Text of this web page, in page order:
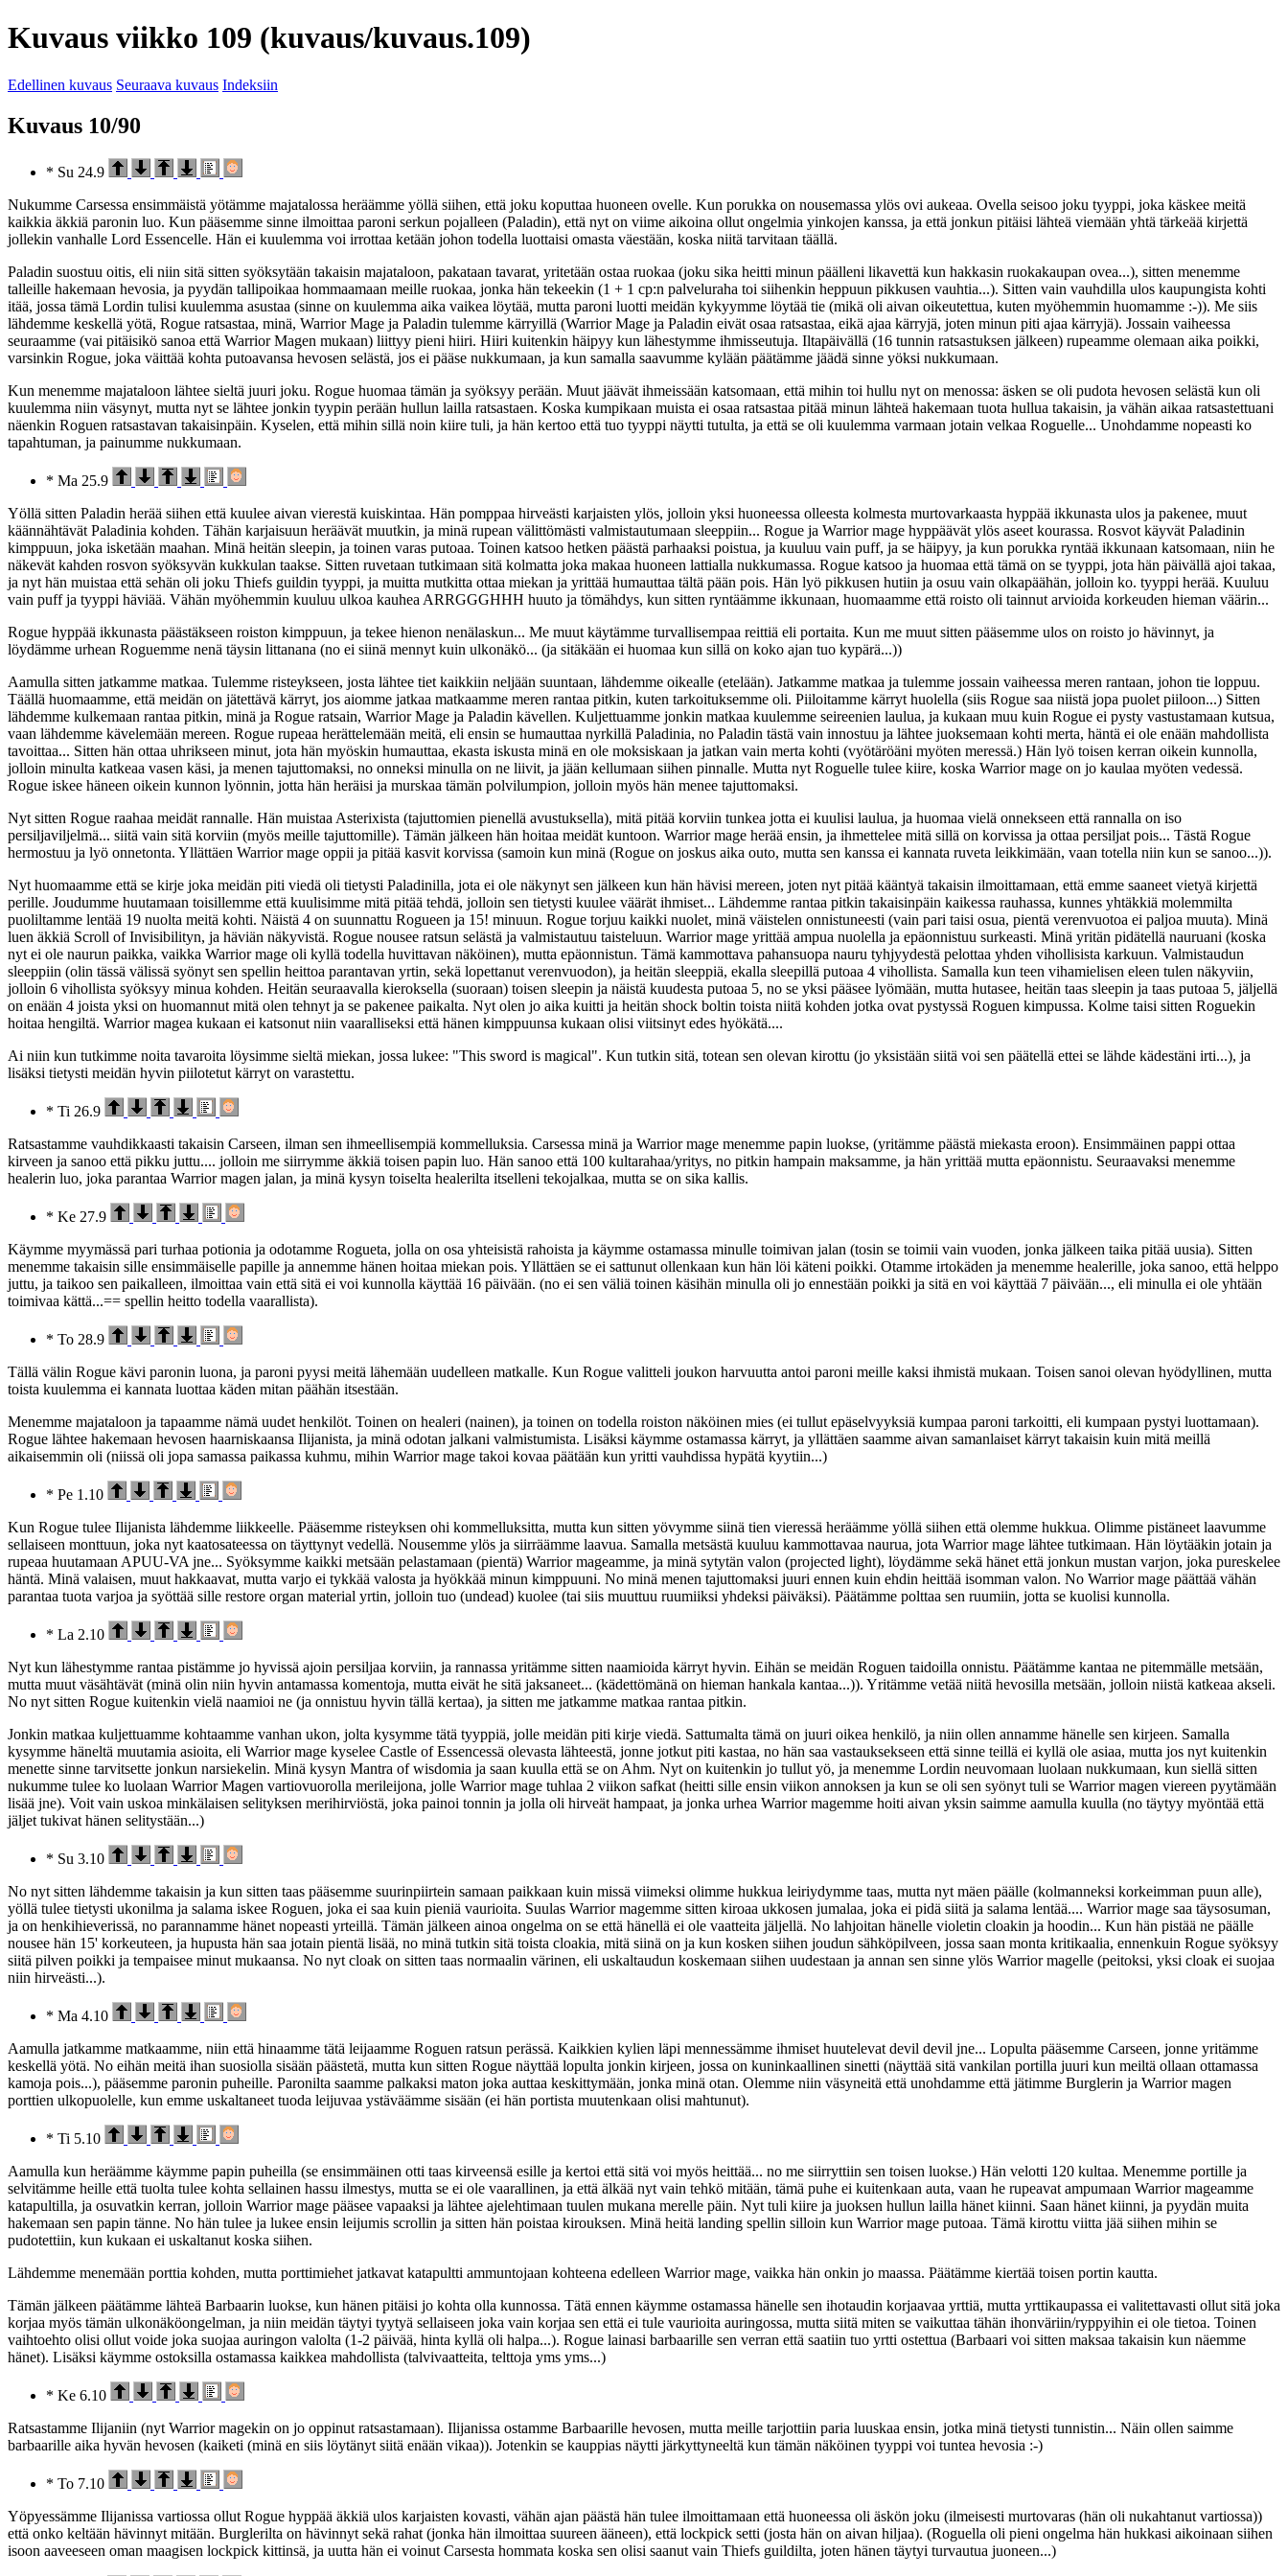
Kuvaus viikko 109 (kuvaus/kuvaus.109)
Edellinen kuvaus Seuraava kuvaus Indeksiin
Kuvaus 10/90
* Su 24.9
Nukumme Carsessa ensimmäistä yötämme majatalossa heräämme yöllä siihen, että joku koputtaa huoneen ovelle. Kun porukka on nousemassa ylös ovi aukeaa. Ovella seisoo joku tyyppi, joka käskee meitä
kaikkia äkkiä paronin luo. Kun pääsemme sinne ilmoittaa paroni serkun pojalleen (Paladin), että nyt on viime aikoina ollut ongelmia yinkojen kanssa, ja että jonkun pitäisi lähteä viemään yhtä tärkeää kirjettä
jollekin vanhalle Lord Essencelle. Hän ei kuulemma voi irrottaa ketään johon todella luottaisi omasta väestään, koska niitä tarvitaan täällä.
Paladin suostuu oitis, eli niin sitä sitten syöksytään takaisin majataloon, pakataan tavarat, yritetään ostaa ruokaa (joku sika heitti minun päälleni likavettä kun hakkasin ruokakaupan ovea...), sitten menemme
talleille hakemaan hevosia, ja pyydän tallipoikaa hommaamaan meille ruokaa, jonka hän tekeekin (1 + 1 cp:n palveluraha toi siihenkin heppuun pikkusen vauhtia...). Sitten vain vauhdilla ulos kaupungista kohti
itää, jossa tämä Lordin tulisi kuulemma asustaa (sinne on kuulemma aika vaikea löytää, mutta paroni luotti meidän kykyymme löytää tie (mikä oli aivan oikeutettua, kuten myöhemmin huomamme :-)). Me siis
lähdemme keskellä yötä, Rogue ratsastaa, minä, Warrior Mage ja Paladin tulemme kärryillä (Warrior Mage ja Paladin eivät osaa ratsastaa, eikä ajaa kärryjä, joten minun piti ajaa kärryjä). Jossain vaiheessa
seuraamme (vai pitäisikö sanoa että Warrior Magen mukaan) liittyy pieni hiiri. Hiiri kuitenkin häipyy kun lähestymme ihmisseutuja. Iltapäivällä (16 tunnin ratsastuksen jälkeen) rupeamme olemaan aika poikki,
varsinkin Rogue, joka väittää kohta putoavansa hevosen selästä, jos ei pääse nukkumaan, ja kun samalla saavumme kylään päätämme jäädä sinne yöksi nukkumaan.
Kun menemme majataloon lähtee sieltä juuri joku. Rogue huomaa tämän ja syöksyy perään. Muut jäävät ihmeissään katsomaan, että mihin toi hullu nyt on menossa: äsken se oli pudota hevosen selästä kun oli
kuulemma niin väsynyt, mutta nyt se lähtee jonkin tyypin perään hullun lailla ratsastaen. Koska kumpikaan muista ei osaa ratsastaa pitää minun lähteä hakemaan tuota hullua takaisin, ja vähän aikaa ratsastettuani
näenkin Roguen ratsastavan takaisinpäin. Kyselen, että mihin sillä noin kiire tuli, ja hän kertoo että tuo tyyppi näytti tutulta, ja että se oli kuulemma varmaan jotain velkaa Roguelle... Unohdamme nopeasti ko
tapahtuman, ja painumme nukkumaan.
* Ma 25.9
Yöllä sitten Paladin herää siihen että kuulee aivan vierestä kuiskintaa. Hän pomppaa hirveästi karjaisten ylös, jolloin yksi huoneessa olleesta kolmesta murtovarkaasta hyppää ikkunasta ulos ja pakenee, muut
käännähtävät Paladinia kohden. Tähän karjaisuun heräävät muutkin, ja minä rupean välittömästi valmistautumaan sleeppiin... Rogue ja Warrior mage hyppäävät ylös aseet kourassa. Rosvot käyvät Paladinin
kimppuun, joka isketään maahan. Minä heitän sleepin, ja toinen varas putoaa. Toinen katsoo hetken päästä parhaaksi poistua, ja kuuluu vain puff, ja se häipyy, ja kun porukka ryntää ikkunaan katsomaan, niin he
näkevät kahden rosvon syöksyvän kukkulan taakse. Sitten ruvetaan tutkimaan sitä kolmatta joka makaa huoneen lattialla nukkumassa. Rogue katsoo ja huomaa että tämä on se tyyppi, jota hän päivällä ajoi takaa,
ja nyt hän muistaa että sehän oli joku Thiefs guildin tyyppi, ja muitta mutkitta ottaa miekan ja yrittää humauttaa tältä pään pois. Hän lyö pikkusen hutiin ja osuu vain olkapäähän, jolloin ko. tyyppi herää. Kuuluu
vain puff ja tyyppi häviää. Vähän myöhemmin kuuluu ulkoa kauhea ARRGGGHHH huuto ja tömähdys, kun sitten ryntäämme ikkunaan, huomaamme että roisto oli tainnut arvioida korkeuden hieman väärin...
Rogue hyppää ikkunasta päästäkseen roiston kimppuun, ja tekee hienon nenälaskun... Me muut käytämme turvallisempaa reittiä eli portaita. Kun me muut sitten pääsemme ulos on roisto jo hävinnyt, ja
löydämme urhean Roguemme nenä täysin littanana (no ei siinä mennyt kuin ulkonäkö... (ja sitäkään ei huomaa kun sillä on koko ajan tuo kypärä...))
Aamulla sitten jatkamme matkaa. Tulemme risteykseen, josta lähtee tiet kaikkiin neljään suuntaan, lähdemme oikealle (etelään). Jatkamme matkaa ja tulemme jossain vaiheessa meren rantaan, johon tie loppuu.
Täällä huomaamme, että meidän on jätettävä kärryt, jos aiomme jatkaa matkaamme meren rantaa pitkin, kuten tarkoituksemme oli. Piiloitamme kärryt huolella (siis Rogue saa niistä jopa puolet piiloon...) Sitten
lähdemme kulkemaan rantaa pitkin, minä ja Rogue ratsain, Warrior Mage ja Paladin kävellen. Kuljettuamme jonkin matkaa kuulemme seireenien laulua, ja kukaan muu kuin Rogue ei pysty vastustamaan kutsua,
vaan lähdemme kävelemään mereen. Rogue rupeaa herättelemään meitä, eli ensin se humauttaa nyrkillä Paladinia, no Paladin tästä vain innostuu ja lähtee juoksemaan kohti merta, häntä ei ole enään mahdollista
tavoittaa... Sitten hän ottaa uhrikseen minut, jota hän myöskin humauttaa, ekasta iskusta minä en ole moksiskaan ja jatkan vain merta kohti (vyötäröäni myöten meressä.) Hän lyö toisen kerran oikein kunnolla,
jolloin minulta katkeaa vasen käsi, ja menen tajuttomaksi, no onneksi minulla on ne liivit, ja jään kellumaan siihen pinnalle. Mutta nyt Roguelle tulee kiire, koska Warrior mage on jo kaulaa myöten vedessä.
Rogue iskee häneen oikein kunnon lyönnin, jotta hän heräisi ja murskaa tämän polvilumpion, jolloin myös hän menee tajuttomaksi.
Nyt sitten Rogue raahaa meidät rannalle. Hän muistaa Asterixista (tajuttomien pienellä avustuksella), mitä pitää korviin tunkea jotta ei kuulisi laulua, ja huomaa vielä onnekseen että rannalla on iso
persiljaviljelmä... siitä vain sitä korviin (myös meille tajuttomille). Tämän jälkeen hän hoitaa meidät kuntoon. Warrior mage herää ensin, ja ihmettelee mitä sillä on korvissa ja ottaa persiljat pois... Tästä Rogue
hermostuu ja lyö onnetonta. Yllättäen Warrior mage oppii ja pitää kasvit korvissa (samoin kun minä (Rogue on joskus aika outo, mutta sen kanssa ei kannata ruveta leikkimään, vaan totella niin kun se sanoo...)).
Nyt huomaamme että se kirje joka meidän piti viedä oli tietysti Paladinilla, jota ei ole näkynyt sen jälkeen kun hän hävisi mereen, joten nyt pitää kääntyä takaisin ilmoittamaan, että emme saaneet vietyä kirjettä
perille. Joudumme huutamaan toisillemme että kuulisimme mitä pitää tehdä, jolloin sen tietysti kuulee väärät ihmiset... Lähdemme rantaa pitkin takaisinpäin kaikessa rauhassa, kunnes yhtäkkiä molemmilta
puoliltamme lentää 19 nuolta meitä kohti. Näistä 4 on suunnattu Rogueen ja 15! minuun. Rogue torjuu kaikki nuolet, minä väistelen onnistuneesti (vain pari taisi osua, pientä verenvuotoa ei paljoa muuta). Minä
luen äkkiä Scroll of Invisibilityn, ja häviän näkyvistä. Rogue nousee ratsun selästä ja valmistautuu taisteluun. Warrior mage yrittää ampua nuolella ja epäonnistuu surkeasti. Minä yritän pidätellä nauruani (koska
nyt ei ole naurun paikka, vaikka Warrior mage oli kyllä todella huvittavan näköinen), mutta epäonnistun. Tämä kammottava pahansuopa nauru tyhjyydestä pelottaa yhden vihollisista karkuun. Valmistaudun
sleeppiin (olin tässä välissä syönyt sen spellin heittoa parantavan yrtin, sekä lopettanut verenvuodon), ja heitän sleeppiä, ekalla sleepillä putoaa 4 vihollista. Samalla kun teen vihamielisen eleen tulen näkyviin,
jolloin 6 vihollista syöksyy minua kohden. Heitän seuraavalla kieroksella (suoraan) toisen sleepin ja näistä kuudesta putoaa 5, no se yksi pääsee lyömään, mutta hutasee, heitän taas sleepin ja taas putoaa 5, jäljellä
on enään 4 joista yksi on huomannut mitä olen tehnyt ja se pakenee paikalta. Nyt olen jo aika kuitti ja heitän shock boltin toista niitä kohden jotka ovat pystyssä Roguen kimpussa. Kolme taisi sitten Roguekin
hoitaa hengiltä. Warrior magea kukaan ei katsonut niin vaaralliseksi että hänen kimppuunsa kukaan olisi viitsinyt edes hyökätä....
Ai niin kun tutkimme noita tavaroita löysimme sieltä miekan, jossa lukee: "This sword is magical". Kun tutkin sitä, totean sen olevan kirottu (jo yksistään siitä voi sen päätellä ettei se lähde kädestäni irti...), ja
lisäksi tietysti meidän hyvin piilotetut kärryt on varastettu.
* Ti 26.9
Ratsastamme vauhdikkaasti takaisin Carseen, ilman sen ihmeellisempiä kommelluksia. Carsessa minä ja Warrior mage menemme papin luokse, (yritämme päästä miekasta eroon). Ensimmäinen pappi ottaa
kirveen ja sanoo että pikku juttu.... jolloin me siirrymme äkkiä toisen papin luo. Hän sanoo että 100 kultarahaa/yritys, no pitkin hampain maksamme, ja hän yrittää mutta epäonnistu. Seuraavaksi menemme
healerin luo, joka parantaa Warrior magen jalan, ja minä kysyn toiselta healerilta itselleni tekojalkaa, mutta se on sika kallis.
* Ke 27.9
Käymme myymässä pari turhaa potionia ja odotamme Rogueta, jolla on osa yhteisistä rahoista ja käymme ostamassa minulle toimivan jalan (tosin se toimii vain vuoden, jonka jälkeen taika pitää uusia). Sitten
menemme takaisin sille ensimmäiselle papille ja annemme hänen hoitaa miekan pois. Yllättäen se ei sattunut ollenkaan kun hän löi käteni poikki. Otamme irtokäden ja menemme healerille, joka sanoo, että helppo
juttu, ja taikoo sen paikalleen, ilmoittaa vain että sitä ei voi kunnolla käyttää 16 päivään. (no ei sen väliä toinen käsihän minulla oli jo ennestään poikki ja sitä en voi käyttää 7 päivään..., eli minulla ei ole yhtään
toimivaa kättä...== spellin heitto todella vaarallista).
* To 28.9
Tällä välin Rogue kävi paronin luona, ja paroni pyysi meitä lähemään uudelleen matkalle. Kun Rogue valitteli joukon harvuutta antoi paroni meille kaksi ihmistä mukaan. Toisen sanoi olevan hyödyllinen, mutta
toista kuulemma ei kannata luottaa käden mitan päähän itsestään.
Menemme majataloon ja tapaamme nämä uudet henkilöt. Toinen on healeri (nainen), ja toinen on todella roiston näköinen mies (ei tullut epäselvyyksiä kumpaa paroni tarkoitti, eli kumpaan pystyi luottamaan).
Rogue lähtee hakemaan hevosen haarniskaansa Ilijanista, ja minä odotan jalkani valmistumista. Lisäksi käymme ostamassa kärryt, ja yllättäen saamme aivan samanlaiset kärryt takaisin kuin mitä meillä
aikaisemmin oli (niissä oli jopa samassa paikassa kuhmu, mihin Warrior mage takoi kovaa päätään kun yritti vauhdissa hypätä kyytiin...)
* Pe 1.10
Kun Rogue tulee Ilijanista lähdemme liikkeelle. Pääsemme risteyksen ohi kommelluksitta, mutta kun sitten yövymme siinä tien vieressä heräämme yöllä siihen että olemme hukkua. Olimme pistäneet laavumme
sellaiseen monttuun, joka nyt kaatosateessa on täyttynyt vedellä. Nousemme ylös ja siirräämme laavua. Samalla metsästä kuuluu kammottavaa naurua, jota Warrior mage lähtee tutkimaan. Hän löytääkin jotain ja
rupeaa huutamaan APUU-VA jne... Syöksymme kaikki metsään pelastamaan (pientä) Warrior mageamme, ja minä sytytän valon (projected light), löydämme sekä hänet että jonkun mustan varjon, joka pureskelee
häntä. Minä valaisen, muut hakkaavat, mutta varjo ei tykkää valosta ja hyökkää minun kimppuuni. No minä menen tajuttomaksi juuri ennen kuin ehdin heittää isomman valon. No Warrior mage päättää vähän
parantaa tuota varjoa ja syöttää sille restore organ material yrtin, jolloin tuo (undead) kuolee (tai siis muuttuu ruumiiksi yhdeksi päiväksi). Päätämme polttaa sen ruumiin, jotta se kuolisi kunnolla.
* La 2.10
Nyt kun lähestymme rantaa pistämme jo hyvissä ajoin persiljaa korviin, ja rannassa yritämme sitten naamioida kärryt hyvin. Eihän se meidän Roguen taidoilla onnistu. Päätämme kantaa ne pitemmälle metsään,
mutta muut väsähtävät (minä olin niin hyvin antamassa komentoja, mutta eivät he sitä jaksaneet... (kädettömänä on hieman hankala kantaa...)). Yritämme vetää niitä hevosilla metsään, jolloin niistä katkeaa akseli.
No nyt sitten Rogue kuitenkin vielä naamioi ne (ja onnistuu hyvin tällä kertaa), ja sitten me jatkamme matkaa rantaa pitkin.
Jonkin matkaa kuljettuamme kohtaamme vanhan ukon, jolta kysymme tätä tyyppiä, jolle meidän piti kirje viedä. Sattumalta tämä on juuri oikea henkilö, ja niin ollen annamme hänelle sen kirjeen. Samalla
kysymme häneltä muutamia asioita, eli Warrior mage kyselee Castle of Essencessä olevasta lähteestä, jonne jotkut piti kastaa, no hän saa vastauksekseen että sinne teillä ei kyllä ole asiaa, mutta jos nyt kuitenkin
menette sinne tarvitsette jonkun narsiekelin. Minä kysyn Mantra of wisdomia ja saan kuulla että se on Ahm. Nyt on kuitenkin jo tullut yö, ja menemme Lordin neuvomaan luolaan nukkumaan, kun siellä sitten
nukumme tulee ko luolaan Warrior Magen vartiovuorolla merileijona, jolle Warrior mage tuhlaa 2 viikon safkat (heitti sille ensin viikon annoksen ja kun se oli sen syönyt tuli se Warrior magen viereen pyytämään
lisää jne). Voit vain uskoa minkälaisen selityksen merihirviöstä, joka painoi tonnin ja jolla oli hirveät hampaat, ja jonka urhea Warrior magemme hoiti aivan yksin saimme aamulla kuulla (no täytyy myöntää että
jäljet tukivat hänen selitystään...)
* Su 3.10
No nyt sitten lähdemme takaisin ja kun sitten taas pääsemme suurinpiirtein samaan paikkaan kuin missä viimeksi olimme hukkua leiriydymme taas, mutta nyt mäen päälle (kolmanneksi korkeimman puun alle),
yöllä tulee tietysti ukonilma ja salama iskee Roguen, joka ei saa kuin pieniä vaurioita. Suulas Warrior magemme sitten kiroaa ukkosen jumalaa, joka ei pidä siitä ja salama lentää.... Warrior mage saa täysosuman,
ja on henkihieverissä, no parannamme hänet nopeasti yrteillä. Tämän jälkeen ainoa ongelma on se että hänellä ei ole vaatteita jäljellä. No lahjoitan hänelle violetin cloakin ja hoodin... Kun hän pistää ne päälle
nousee hän 15' korkeuteen, ja hupusta hän saa jotain pientä lisää, no minä tutkin sitä toista cloakia, mitä siinä on ja kun kosken siihen joudun sähköpilveen, jossa saan monta kritikaalia, ennenkuin Rogue syöksyy
siitä pilven poikki ja tempaisee minut mukaansa. No nyt cloak on sitten taas normaalin värinen, eli uskaltaudun koskemaan siihen uudestaan ja annan sen sinne ylös Warrior magelle (peitoksi, yksi cloak ei suojaa
niin hirveästi...).
* Ma 4.10
Aamulla jatkamme matkaamme, niin että hinaamme tätä leijaamme Roguen ratsun perässä. Kaikkien kylien läpi mennessämme ihmiset huutelevat devil devil jne... Lopulta pääsemme Carseen, jonne yritämme
keskellä yötä. No eihän meitä ihan suosiolla sisään päästetä, mutta kun sitten Rogue näyttää lopulta jonkin kirjeen, jossa on kuninkaallinen sinetti (näyttää sitä vankilan portilla juuri kun meiltä ollaan ottamassa
kamoja pois...), pääsemme paronin puheille. Paronilta saamme palkaksi maton joka auttaa keskittymään, jonka minä otan. Olemme niin väsyneitä että unohdamme että jätimme Burglerin ja Warrior magen
porttien ulkopuolelle, kun emme uskaltaneet tuoda leijuvaa ystäväämme sisään (ei hän portista muutenkaan olisi mahtunut).
* Ti 5.10
Aamulla kun heräämme käymme papin puheilla (se ensimmäinen otti taas kirveensä esille ja kertoi että sitä voi myös heittää... no me siirryttiin sen toisen luokse.) Hän velotti 120 kultaa. Menemme portille ja
selvitämme heille että tuolta tulee kohta sellainen hassu ilmestys, mutta se ei ole vaarallinen, ja että älkää nyt vain tehkö mitään, tämä puhe ei kuitenkaan auta, vaan he rupeavat ampumaan Warrior mageamme
katapultilla, ja osuvatkin kerran, jolloin Warrior mage pääsee vapaaksi ja lähtee ajelehtimaan tuulen mukana merelle päin. Nyt tuli kiire ja juoksen hullun lailla hänet kiinni. Saan hänet kiinni, ja pyydän muita
hakemaan sen papin tänne. No hän tulee ja lukee ensin leijumis scrollin ja sitten hän poistaa kirouksen. Minä heitä landing spellin silloin kun Warrior mage putoaa. Tämä kirottu viitta jää siihen mihin se
pudotettiin, kun kukaan ei uskaltanut koska siihen.
Lähdemme menemään porttia kohden, mutta porttimiehet jatkavat katapultti ammuntojaan kohteena edelleen Warrior mage, vaikka hän onkin jo maassa. Päätämme kiertää toisen portin kautta.
Tämän jälkeen päätämme lähteä Barbaarin luokse, kun hänen pitäisi jo kohta olla kunnossa. Tätä ennen käymme ostamassa hänelle sen ihotaudin korjaavaa yrttiä, mutta yrttikaupassa ei valitettavasti ollut sitä joka
korjaa myös tämän ulkonäköongelman, ja niin meidän täytyi tyytyä sellaiseen joka vain korjaa sen että ei tule vaurioita auringossa, mutta siitä miten se vaikuttaa tähän ihonväriin/ryppyihin ei ole tietoa. Toinen
vaihtoehto olisi ollut voide joka suojaa auringon valolta (1-2 päivää, hinta kyllä oli halpa...). Rogue lainasi barbaarille sen verran että saatiin tuo yrtti ostettua (Barbaari voi sitten maksaa takaisin kun näemme
hänet). Lisäksi käymme ostoksilla ostamassa kaikkea mahdollista (talvivaatteita, telttoja yms yms...)
* Ke 6.10
Ratsastamme Ilijaniin (nyt Warrior magekin on jo oppinut ratsastamaan). Ilijanissa ostamme Barbaarille hevosen, mutta meille tarjottiin paria luuskaa ensin, jotka minä tietysti tunnistin... Näin ollen saimme
barbaarille aika hyvän hevosen (kaiketi (minä en siis löytänyt siitä enään vikaa)). Jotenkin se kauppias näytti järkyttyneeltä kun tämän näköinen tyyppi voi tuntea hevosia :-)
* To 7.10
Yöpyessämme Ilijanissa vartiossa ollut Rogue hyppää äkkiä ulos karjaisten kovasti, vähän ajan päästä hän tulee ilmoittamaan että huoneessa oli äskön joku (ilmeisesti murtovaras (hän oli nukahtanut vartiossa))
että onko keltään hävinnyt mitään. Burglerilta on hävinnyt sekä rahat (jonka hän ilmoittaa suureen ääneen), että lockpick setti (josta hän on aivan hiljaa). (Roguella oli pieni ongelma hän hukkasi aikoinaan siihen
isoon aaveeseen oman maagisen lockpick kittinsä, ja uutta hän ei voinut Carsesta hommata koska sen olisi saanut vain Thiefs guildilta, joten hänen täytyi turvautua juoneen...)